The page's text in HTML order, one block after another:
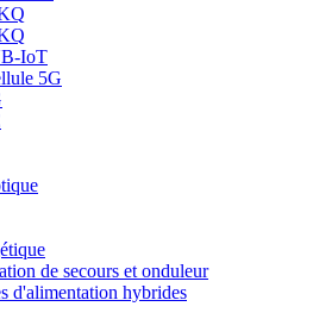
IoT
5G
de secours et onduleur
d'alimentation hybrides